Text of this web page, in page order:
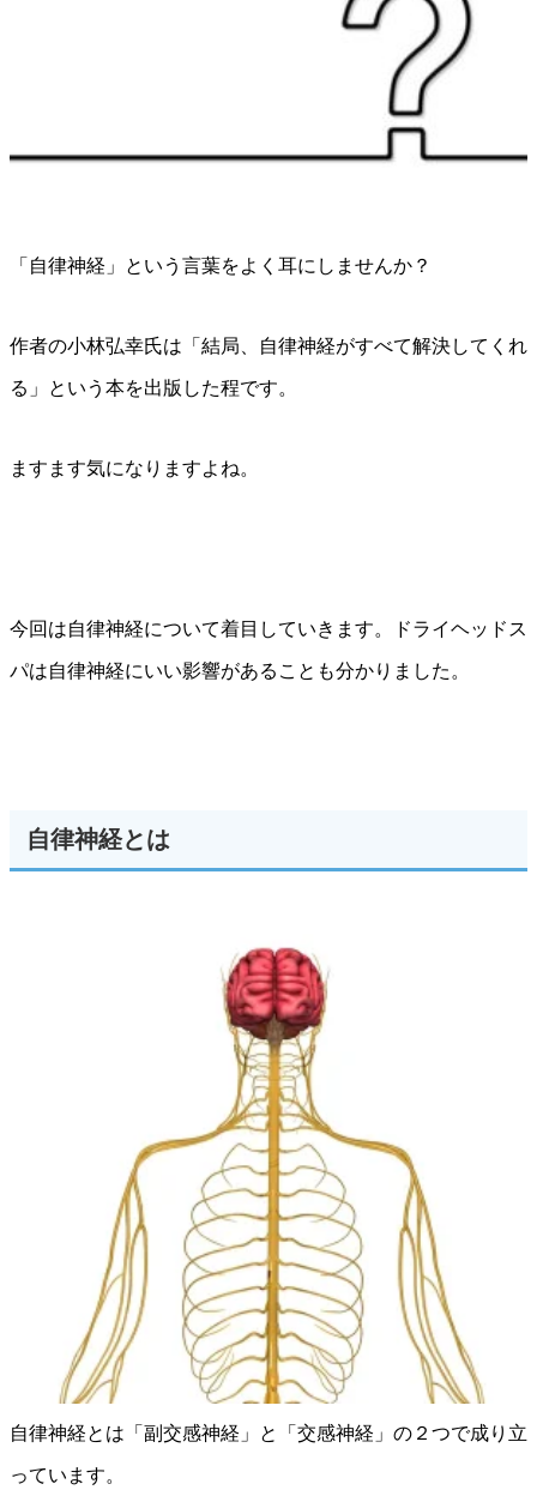
「自律神経」という言葉をよく耳にしませんか？
作者の小林弘幸氏は「結局、自律神経がすべて解決してくれ
る」という本を出版した程です。
ますます気になりますよね。
今回は自律神経について着目していきます。ドライヘッドス
パは自律神経にいい影響があることも分かりました。
自律神経とは
自律神経とは「副交感神経」と「交感神経」の２つで成り立
っています。